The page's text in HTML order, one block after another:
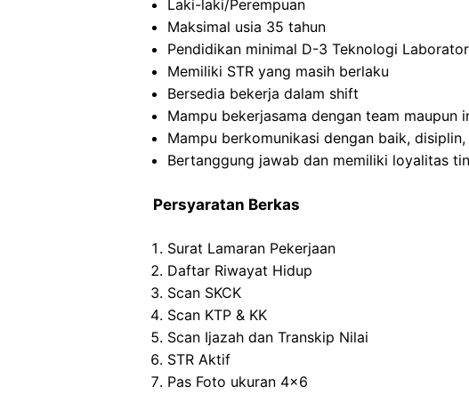
Laki-laki/Perempuan
Maksimal usia 35 tahun
Pendidikan minimal D-3 Teknologi
Memiliki STR yang masih berlaku
Bersedia bekerja dalam shift
Mampu bekerjasama dengan team maupun
Mampu berkomunikasi dengan baik,
Bertanggung jawab dan memiliki loyalitas
Persyaratan Berkas
Surat Lamaran Pekerjaan
Daftar Riwayat Hidup
Scan SKCK
Scan KTP & KK
Scan Ijazah dan Transkip Nilai
STR Aktif
Pas Foto ukuran 4×6